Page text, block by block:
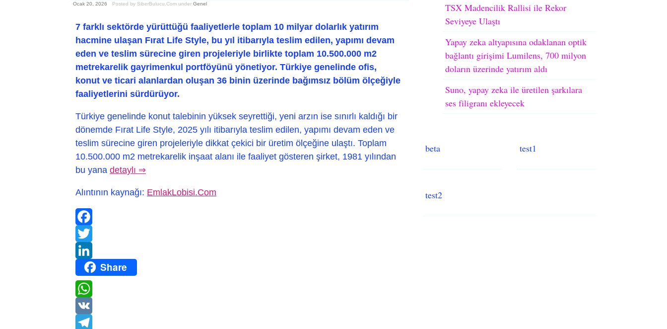
Ocak 20, 2026 Posted by SiberBulucu.Com under Genel
7 farklı sektörde yürüttüğü faaliyetlerle toplam 10 milyar dolarlık yatırım
hacmine ulaşan Fırat Life Style, bu yıl itibarıyla teslim edilen, yapımı devam
eden ve teslim sürecine giren projeleriyle birlikte toplam 10.500.000 m2
metrekarelik gayrimenkul portföyünü yönetiyor. Türkiye genelinde ofis,
konut ve ticari alanlardan oluşan 36 binin üzerinde bağımsız bölüm ölçeğiyle
faaliyetlerini sürdürüyor.
Türkiye genelinde konut talebinin yüksek seyrettiği, yeni arzın ise sınırlı kaldığı bir
dönemde Fırat Life Style, 2025 yılı itibarıyla teslim edilen, yapımı devam eden ve
teslim sürecine giren projeleriyle dikkat çekici bir üretim ölçeğine ulaştı. Toplam
10.500.000 m2 metrekarelik inşaat alanı ile faaliyet gösteren şirket, 1981 yılından
bu yana detaylı ⇒
Alıntının kaynağı: EmlakLobisi.Com
Facebook
Twitter
LinkedInShare
WhatsApp
VK
TSX Madencilik Rallisi ile Rekor
Seviyeye Ulaştı
Yapay zeka altyapısına odaklanan optik
bağlantı girişimi Lumilens, 700 milyon
doların üzerinde yatırım aldı
Suno, yapay zeka ile üretilen şarkılara
ses filigranı ekleyecek
beta test1
test2